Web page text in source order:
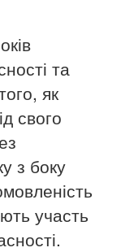
та
як
свого
з боку
участь